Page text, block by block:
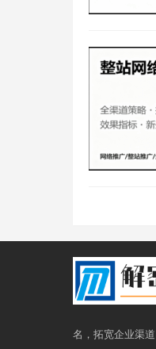
页
名，拓宽企业渠